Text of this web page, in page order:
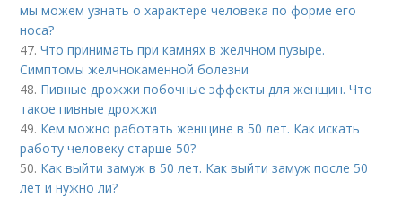
мы можем узнать о характере человека по форме его
носа?
47.Что принимать при камнях в желчном пузыре.
Симптомы желчнокаменной болезни
48. Пивные дрожжи побочные эффекты для женщин. Что
такое пивные дрожжи
49. Кем можно работать женщине в 50 лет. Как искать
работу человеку старше 50?
50. Как выйти замуж в 50 лет. Как выйти замуж после 50
лет и нужно ли?